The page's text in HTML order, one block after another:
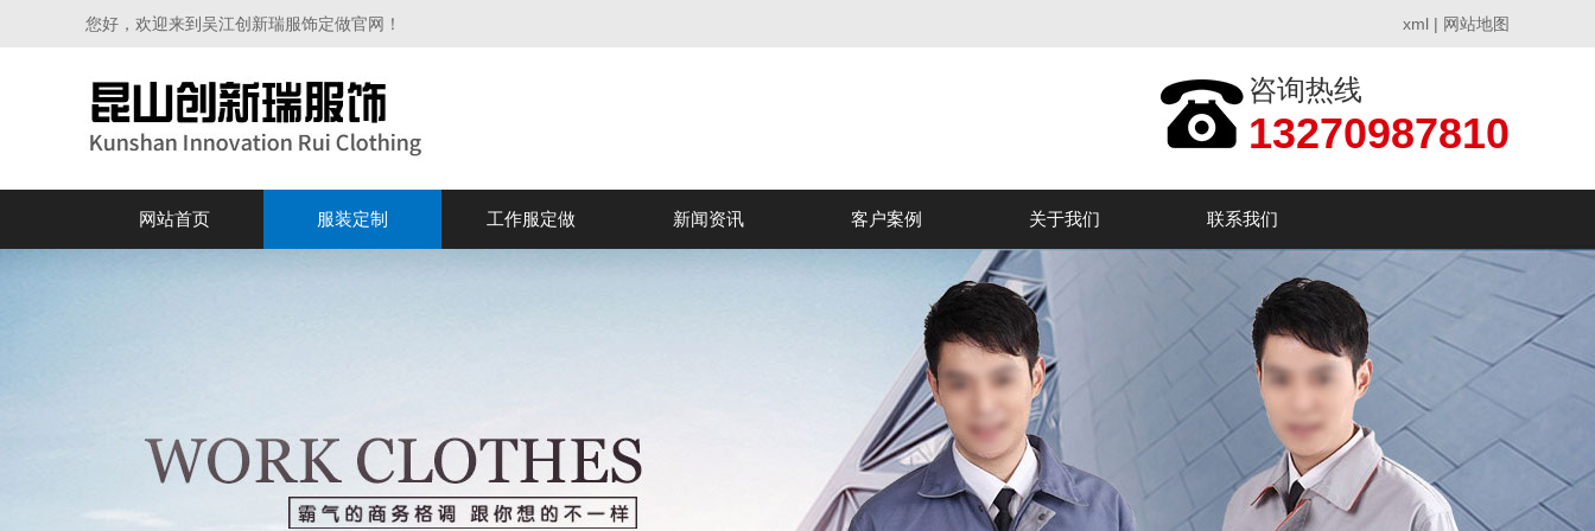
您好，欢迎来到吴江创新瑞服饰定做官网！ xml | 网站地图
咨询热线
13270987810
网站首页 服装定制 工作服定做 新闻资讯 客户案例 关于我们 联系我们